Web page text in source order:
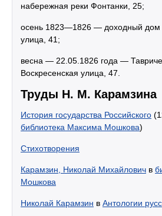
набережная реки Фонтанки, 25;
осень 1823—1826 — доходный
улица, 41;
весна — 22.05.1826 года —
Воскресенская улица, 47.
Труды Н. М. Карамзина
История государства Российского
библиотека Максима Мошкова)
Стихотворения
Карамзин, Николай Михайлович в
Мошкова
Николай Карамзин в Антологии